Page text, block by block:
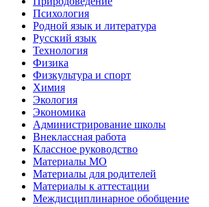
Психология
Родной язык и литература
Русский язык
Технология
Физика
Физкультура и спорт
Химия
Экология
Экономика
Администрирование школы
Внеклассная работа
Классное руководство
Материалы МО
Материалы для родителей
Материалы к аттестации
Междисциплинарное обобщение